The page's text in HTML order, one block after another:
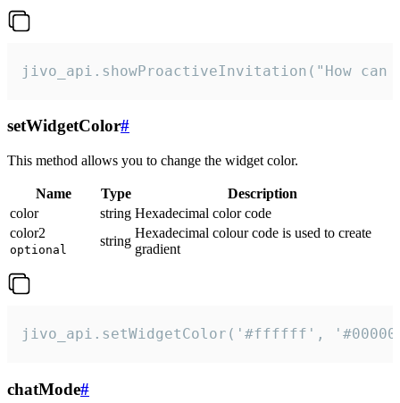
jivo_api.showProactiveInvitation("How
setWidgetColor#
This method allows you to change the widget color.
Name Type
Description
color
string Hexadecimal color code
color2
optional
string
Hexadecimal colour code is used to create
gradient
jivo_api.setWidgetColor('#ffffff',
chatMode#